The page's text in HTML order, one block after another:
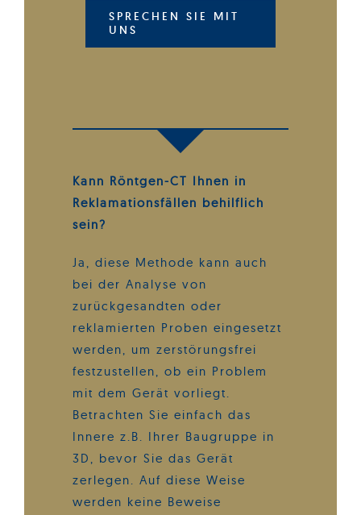
SPRECHEN SIE MIT
UNS
Kann Röntgen-CT Ihnen in
Reklamationsfällen behilflich
sein?
Ja, diese Methode kann auch
bei der Analyse von
zurückgesandten oder
reklamierten Proben eingesetzt
werden, um zerstörungsfrei
festzustellen, ob ein Problem
mit dem Gerät vorliegt.
Betrachten Sie einfach das
Innere z.B. Ihrer Baugruppe in
3D, bevor Sie das Gerät
zerlegen. Auf diese Weise
werden keine Beweise